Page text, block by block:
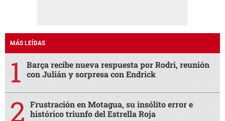
MÁS LEÍDAS
Barça recibe nueva respuesta por Rodri, reunión
con Julián y sorpresa con Endrick
Frustración en Motagua, su insólito error e
histórico triunfo del Estrella Roja